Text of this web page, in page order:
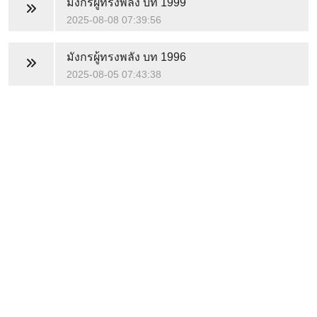
2025-08-08 07:39:56
มังกรผู้ทรงพลัง บท 1996
2025-08-05 07:43:38